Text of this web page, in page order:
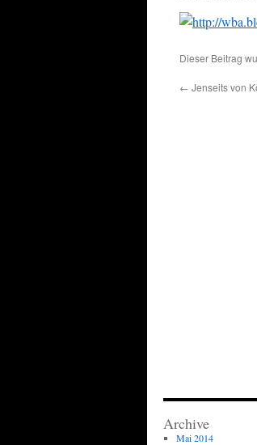
Dieser Beitrag
← Jenseits von
Archive
Mai 2014